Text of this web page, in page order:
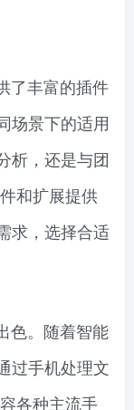
了丰富的插件
场景下的适用
析，还是与团
和扩展提供
求，选择合适
色。随着智能
过手机处理文
各种主流手